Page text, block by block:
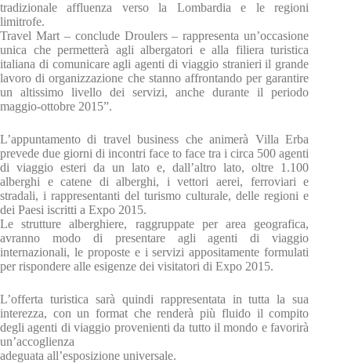
tradizionale affluenza verso la Lombardia e le regioni
limitrofe.
Travel Mart – conclude Droulers – rappresenta un’occasione
unica che permetterà agli albergatori e alla filiera turistica
italiana di comunicare agli agenti di viaggio stranieri il grande
lavoro di organizzazione che stanno affrontando per garantire
un altissimo livello dei servizi, anche durante il periodo
maggio-ottobre 2015”.
L’appuntamento di travel business che animerà Villa Erba
prevede due giorni di incontri face to face tra i circa 500 agenti
di viaggio esteri da un lato e, dall’altro lato, oltre 1.100
alberghi e catene di alberghi, i vettori aerei, ferroviari e
stradali, i rappresentanti del turismo culturale, delle regioni e
dei Paesi iscritti a Expo 2015.
Le strutture alberghiere, raggruppate per area geografica,
avranno modo di presentare agli agenti di viaggio
internazionali, le proposte e i servizi appositamente formulati
per rispondere alle esigenze dei visitatori di Expo 2015.
L’offerta turistica sarà quindi rappresentata in tutta la sua
interezza, con un format che renderà più fluido il compito
degli agenti di viaggio provenienti da tutto il mondo e favorirà
un’accoglienza
adeguata all’esposizione universale.